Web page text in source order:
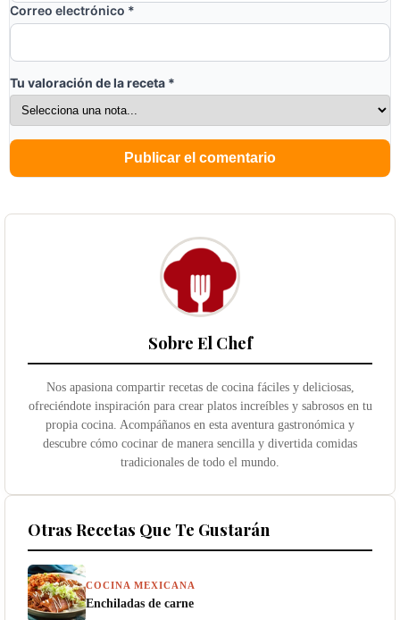
Correo electrónico *
Tu valoración de la receta *
Sobre El Chef
Nos apasiona compartir recetas de cocina fáciles y deliciosas,
ofreciéndote inspiración para crear platos increíbles y sabrosos en tu
propia cocina. Acompáñanos en esta aventura gastronómica y
descubre cómo cocinar de manera sencilla y divertida comidas
tradicionales de todo el mundo.
Otras Recetas Que Te Gustarán
COCINA MEXICANA
Enchiladas de carne